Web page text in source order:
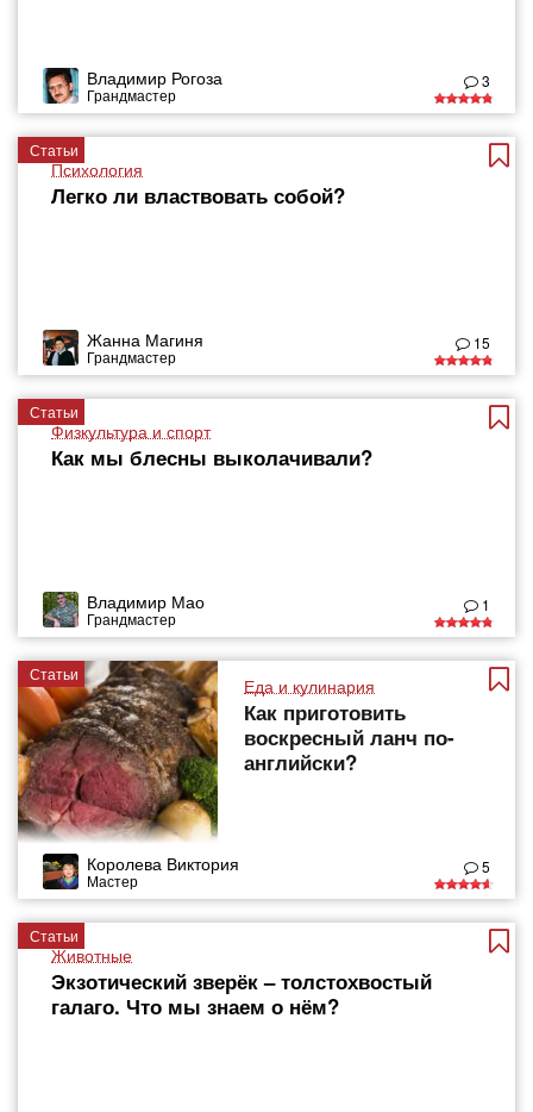
Владимир Рогоза
Грандмастер
3
Статьи
Психология
Легко ли властвовать собой?
Жанна Магиня
Грандмастер
15
Статьи
Физкультура и спорт
Как мы блесны выколачивали?
Владимир Мао
Грандмастер
1
Статьи
Еда и кулинария
Как приготовить
воскресный ланч по-
английски?
Королева Виктория
Мастер
5
Статьи
Животные
Экзотический зверёк – толстохвостый
галаго. Что мы знаем о нём?